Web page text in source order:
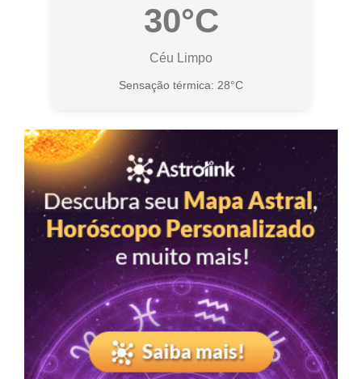
30°C
Céu Limpo
Sensação térmica: 28°C